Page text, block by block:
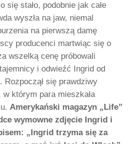
się stało, podobnie jak całe
wyszła na jaw, niemal
na pierwszą damę
producenci martwiąc się o
wszelką cenę próbowali
i odwieźć Ingrid od
Rozpoczął się prawdziwy
którym para mieszkała
Amerykański magazyn „Life”
wymowne zdjęcie Ingrid i
„Ingrid trzyma się za